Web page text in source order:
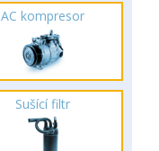
AC kompresor
Sušící filtr